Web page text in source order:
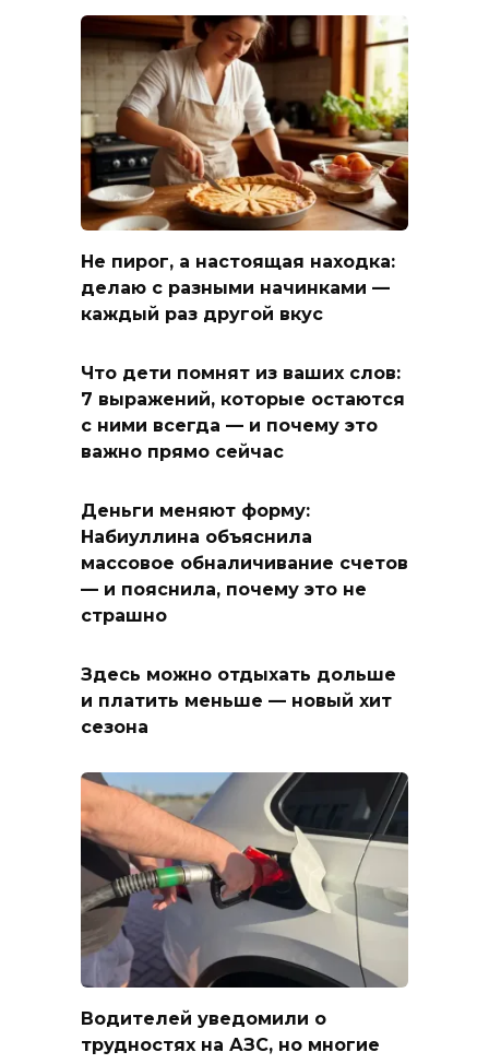
Не пирог, а настоящая находка:
делаю с разными начинками —
каждый раз другой вкус
Что дети помнят из ваших слов:
7 выражений, которые остаются
с ними всегда — и почему это
важно прямо сейчас
Деньги меняют форму:
Набиуллина объяснила
массовое обналичивание счетов
— и пояснила, почему это не
страшно
Здесь можно отдыхать дольше
и платить меньше — новый хит
сезона
Водителей уведомили о
трудностях на АЗС, но многие